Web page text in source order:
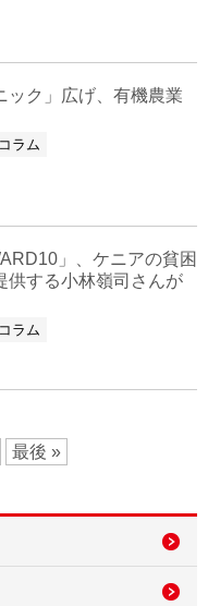
ック」広げ、有機農業
コラム
」、ケニアの貧困
供する小林嶺司さんが
コラム
最後 »